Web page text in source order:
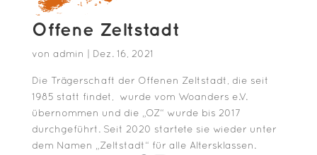
Offene Zeltstadt
von admin Dez. 16, 2021
Die Trägerschaft der Offenen Zeltstadt, die seit
1985 statt findet, wurde vom Woanders e.V.
übernommen und die „OZ“ wurde bis 2017
durchgeführt. Seit 2020 startete sie wieder unter
dem Namen „Zeltstadt“ für alle Altersklassen.